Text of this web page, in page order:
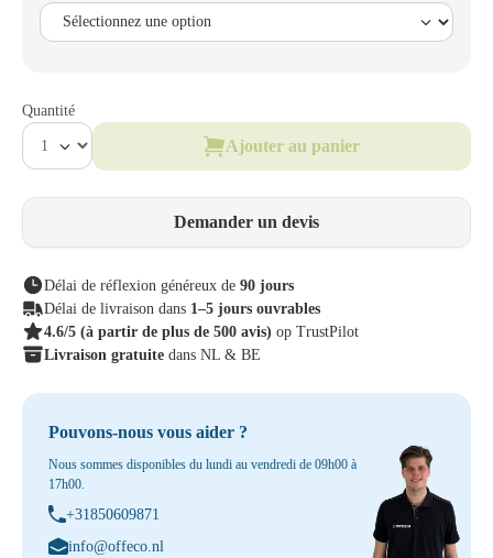
Quantité
Ajouter au panier
Demander un devis
Délai de réflexion généreux de 90 jours
Délai de livraison dans 1–5 jours ouvrables
4.6/5 (à partir de plus de 500 avis) op TrustPilot
Livraison gratuite dans NL & BE
Pouvons-nous vous aider ?
Nous sommes disponibles du lundi au vendredi de 09h00 à
17h00.
+31850609871
info@offeco.nl